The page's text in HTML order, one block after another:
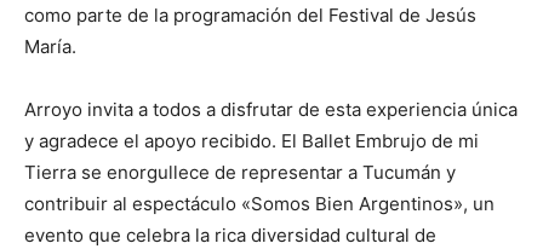
como parte de la programación del Festival de Jesús
María.
Arroyo invita a todos a disfrutar de esta experiencia única
y agradece el apoyo recibido. El Ballet Embrujo de mi
Tierra se enorgullece de representar a Tucumán y
contribuir al espectáculo «Somos Bien Argentinos», un
evento que celebra la rica diversidad cultural de